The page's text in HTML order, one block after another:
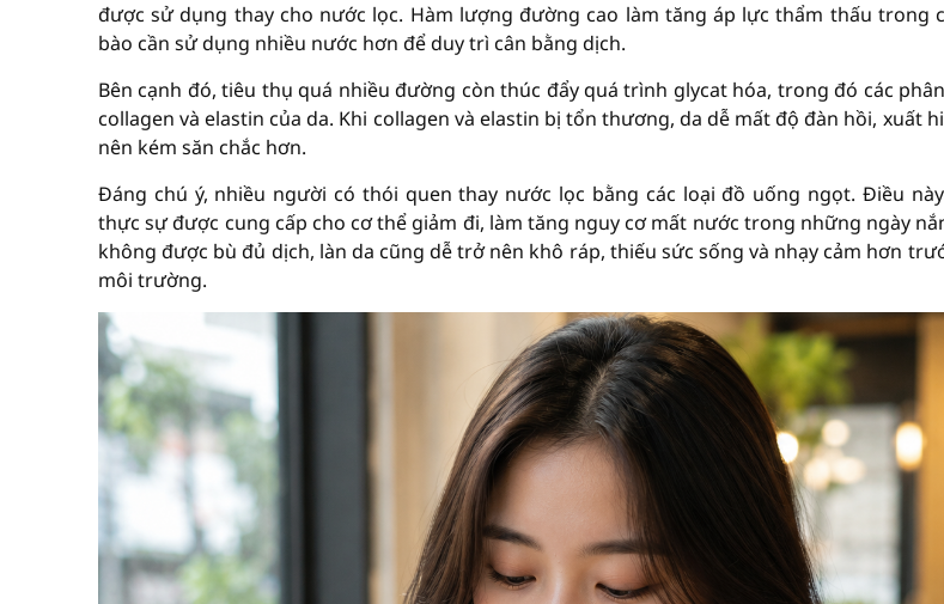
được sử dụng thay cho nước lọc. Hàm lượng đường cao làm tăng áp lực thẩm thấu trong
bào cần sử dụng nhiều nước hơn để duy trì cân bằng dịch.
Bên cạnh đó, tiêu thụ quá nhiều đường còn thúc đẩy quá trình glycat hóa, trong đó các
collagen và elastin của da. Khi collagen và elastin bị tổn thương, da dễ mất độ đàn hồi, xuất
nên kém săn chắc hơn.
Đáng chú ý, nhiều người có thói quen thay nước lọc bằng các loại đồ uống ngọt. Điều
thực sự được cung cấp cho cơ thể giảm đi, làm tăng nguy cơ mất nước trong những ngày
không được bù đủ dịch, làn da cũng dễ trở nên khô ráp, thiếu sức sống và nhạy cảm hơn
môi trường.